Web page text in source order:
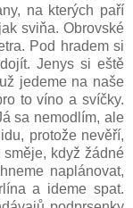
na kterých paří
sviňa. Obrovské
Pod hradem si
Jenys si eště
jedeme na naše
to víno a svíčky.
sa nemodlím, ale
protože nevěří,
když žádné
naplánovat,
a ideme spat.